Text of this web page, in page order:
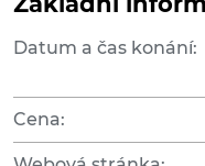
Datum a čas konání:
Cena: